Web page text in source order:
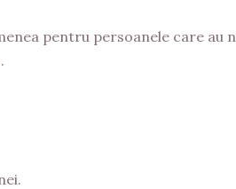
pentru persoanele care